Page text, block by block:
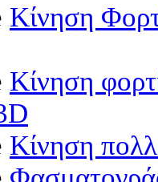
Κίνηση
Κίνηση
Κίνηση